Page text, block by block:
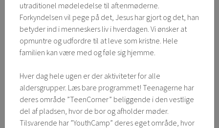
utraditionel mødeledelse til aftenmøderne.
Forkyndelsen vil pege på det, Jesus har gjort og det, han
betyder ind i menneskers liv i hverdagen. Vi ønsker at
opmuntre og udfordre til at leve som kristne. Hele
familien kan være med og føle sig hjemme.
Hver dag hele ugen er der aktiviteter for alle
aldersgrupper. Læs bare programmet! Teenagerne har
deres område ”TeenCorner” beliggende i den vestlige
del af pladsen, hvor de bor og afholder møder.
Tilsvarende har ”YouthCamp” deres eget område, hvor